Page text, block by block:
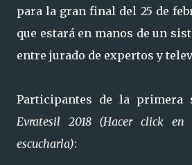
para la gran final del 25 de
que estará en manos de un
entre jurado de expertos y
Participantes de la primera
Evratesil 2018 (Hacer click en
escucharla):